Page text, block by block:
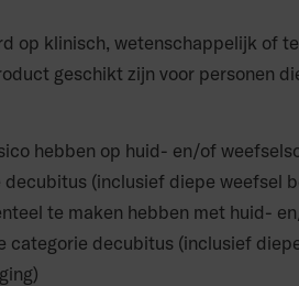
op klinisch, wetenschappelijk of
geschikt zijn voor personen
hebben op huid- en/of
decubitus (inclusief diepe weefsel
te maken hebben met huid-
categorie decubitus (inclusief